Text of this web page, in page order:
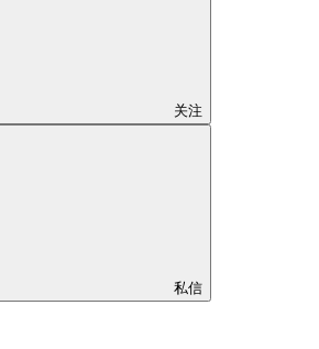
关注
私信